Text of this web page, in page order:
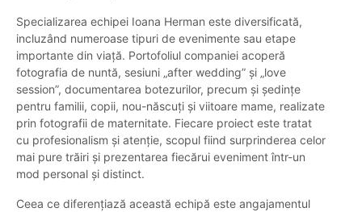
Specializarea echipei Ioana Herman este diversificată,
incluzând numeroase tipuri de evenimente sau etape
importante din viață. Portofoliul companiei acoperă
fotografia de nuntă, sesiuni „after wedding” și „love
session”, documentarea botezurilor, precum și ședințe
pentru familii, copii, nou-născuți și viitoare mame, realizate
prin fotografii de maternitate. Fiecare proiect este tratat
cu profesionalism și atenție, scopul fiind surprinderea celor
mai pure trăiri și prezentarea fiecărui eveniment într-un
mod personal și distinct.
Ceea ce diferențiază această echipă este angajamentul